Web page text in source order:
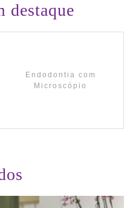
destaque
Endodontia com
Microscópio